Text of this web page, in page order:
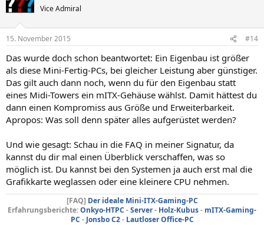
Vice Admiral
15. November 2015 #14
Das wurde doch schon beantwortet: Ein Eigenbau ist größer
als diese Mini-Fertig-PCs, bei gleicher Leistung aber günstiger.
Das gilt auch dann noch, wenn du für den Eigenbau statt
eines Midi-Towers ein mITX-Gehäuse wählst. Damit hättest du
dann einen Kompromiss aus Größe und Erweiterbarkeit.
Apropos: Was soll denn später alles aufgerüstet werden?
Und wie gesagt: Schau in die FAQ in meiner Signatur, da
kannst du dir mal einen Überblick verschaffen, was so
möglich ist. Du kannst bei den Systemen ja auch erst mal die
Grafikkarte weglassen oder eine kleinere CPU nehmen.
[FAQ] Der ideale Mini-ITX-Gaming-PC
Erfahrungsberichte:Onkyo-HTPC -Server- Holz-Kubus- mITX-Gaming-
PC - Jonsbo C2- Lautloser Office-PC